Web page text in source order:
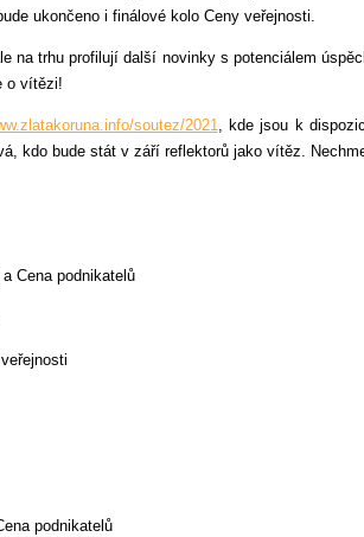
ukončeno i finálové kolo Ceny veřejnosti.
na trhu profilují další novinky s potenciálem
o vítězi!
soutez/2021, kde jsou k
kdo bude stát v září reflektorů jako vítěz.
Cena podnikatelů
podnikatelů